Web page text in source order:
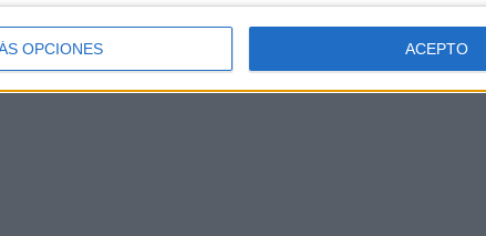
OPCIONES ACEPTO